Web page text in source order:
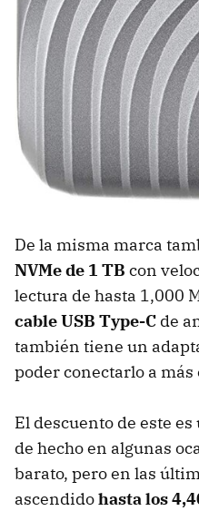
De la misma marca
NVMe de 1 TB con
lectura de hasta 1,000
cable USB Type-C de
también tiene un
poder conectarlo a más
El descuento de este
de hecho en algunas
barato, pero en las
ascendidohasta los